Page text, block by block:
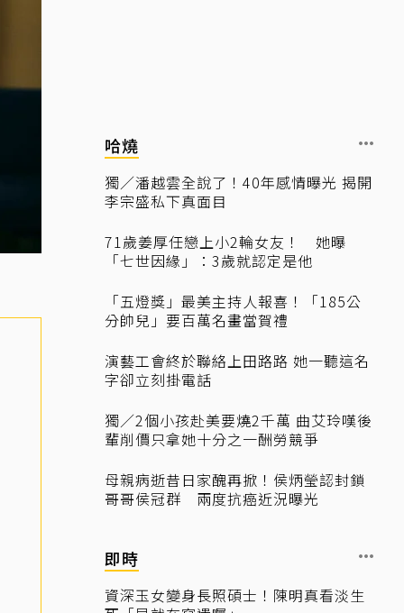
哈燒
獨／潘越雲全說了！40年感情曝光 揭開
李宗盛私下真面目
71歲姜厚任戀上小2輪女友！ 她曝
「七世因緣」：3歲就認定是他
「五燈獎」最美主持人報喜！「185公
分帥兒」要百萬名畫當賀禮
演藝工會終於聯絡上田路路 她一聽這名
字卻立刻掛電話
獨／2個小孩赴美要燒2千萬 曲艾玲嘆後
輩削價只拿她十分之一酬勞競爭
母親病逝昔日家醜再掀！侯炳瑩認封鎖
哥哥侯冠群 兩度抗癌近況曝光
即時
資深玉女變身長照碩士！陳明真看淡生